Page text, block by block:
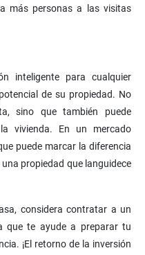
más personas a las visitas
inteligente para cualquier
de su propiedad. No
sino que también puede
vivienda. En un mercado
puede marcar la diferencia
propiedad que languidece
considera contratar a un
que te ayude a preparar tu
¡El retorno de la inversión